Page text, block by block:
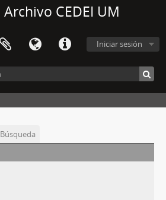
Archivo CEDEI UM
Iniciar sesión
Búsqueda